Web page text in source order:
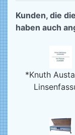
Kunden, die
haben auch
*Knuth